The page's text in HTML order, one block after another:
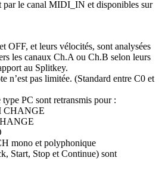
par le canal MIDI_IN et disponibles sur
OFF, et leurs vélocités, sont analysées
les canaux Ch.A ou Ch.B selon leurs
au Splitkey.
n’est pas limitée. (Standard entre C0 et
type PC sont retransmis pour :
CHANGE
mono et polyphonique
Start, Stop et Continue) sont